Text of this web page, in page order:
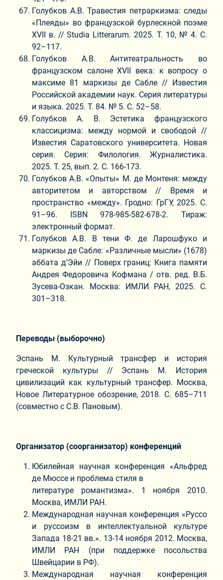
Голубков А.В. Травестия петраркизма: следы
«Плеяды» во французской бурлескной поэме
XVII в. // Studia Litterarum. 2025. Т. 10, № 4. С.
92–117.
Голубков А.В. Антитеатральность во
французском салоне XVII века: к вопросу о
максиме 81 маркизы де Сабле // Известия
Российской академии наук. Серия литературы
и языка. 2025. Т. 84. № 5. С. 52–58.
Голубков А. В. Эстетика французского
классицизма: между нормой и свободой //
Известия Саратовского университета. Новая
серия. Серия: Филология. Журналистика.
2025. Т. 25, вып. 2. С. 166-173.
Голубков А.В. «Опыты» М. де Монтеня: между
авторитетом и авторством // Время и
пространство «между». Гродно: ГрГУ, 2025. С.
91–96. ISBN 978-985-582-678-2. Тираж:
электронный формат.
Голубков А.В. В тени Ф. де Ларошфуко и
маркизы де Сабле: «Различные мысли» (1678)
аббата д’Эйи // Поверх границ: Книга памяти
Андрея Федоровича Кофмана / отв. ред. В.Б.
Зусева-Озкан. Москва: ИМЛИ РАН, 2025. С.
301–318.
Переводы (выборочно)
Эспань М. Культурный трансфер и история
греческой культуры // Эспань М. История
цивилизаций как культурный трансфер. Москва,
Новое Литературное обозрение, 2018. С. 685–711
(совместно с С.В. Пановым).
Организатор (соорганизатор) конференций
Юбилейная научная конференция «Альфред
де Мюссе и проблема стиля в
литературе романтизма». 1 ноября 2010.
Москва, ИМЛИ РАН.
Международная научная конференция «Руссо
и руссоизм в интеллектуальной культуре
Запада 18-21 вв.». 13-14 ноября 2012. Москва,
ИМЛИ РАН (при поддержке посольства
Швейцарии в РФ).
Международная научная конференция